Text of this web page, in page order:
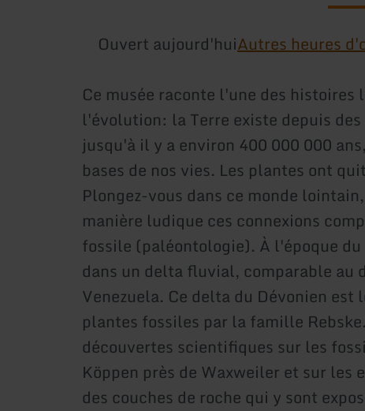
Ouvert aujourd'huiAutres heures
Ce musée raconte l'une des histoires
l'évolution: la Terre existe depuis
jusqu'à il y a environ 400 000 000
bases de nos vies. Les plantes ont
Plongez-vous dans ce monde
manière ludique ces connexions
fossile (paléontologie). À l'époque
dans un delta fluvial, comparable au
Venezuela. Ce delta du Dévonien
plantes fossiles par la famille
découvertes scientifiques sur les
Köppen près de Waxweiler et sur
des couches de roche qui y sont